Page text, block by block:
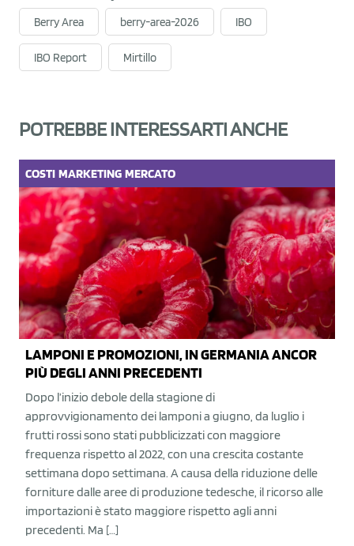
Berry Area berry-area-2026 IBO
IBO Report Mirtillo
POTREBBE INTERESSARTI ANCHE
COSTI MARKETING MERCATO
LAMPONI E PROMOZIONI, IN GERMANIA ANCOR
PIÙ DEGLI ANNI PRECEDENTI
Dopo l’inizio debole della stagione di
approvvigionamento dei lamponi a giugno, da luglio i
frutti rossi sono stati pubblicizzati con maggiore
frequenza rispetto al 2022, con una crescita costante
settimana dopo settimana. A causa della riduzione delle
forniture dalle aree di produzione tedesche, il ricorso alle
importazioni è stato maggiore rispetto agli anni
precedenti. Ma […]